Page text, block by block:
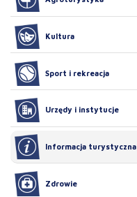
Kultura
Sport i rekreacja
Urzędy i instytucje
Informacja turystyczna
Zdrowie